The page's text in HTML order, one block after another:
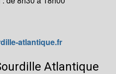
atlantique.fr
Atlantique